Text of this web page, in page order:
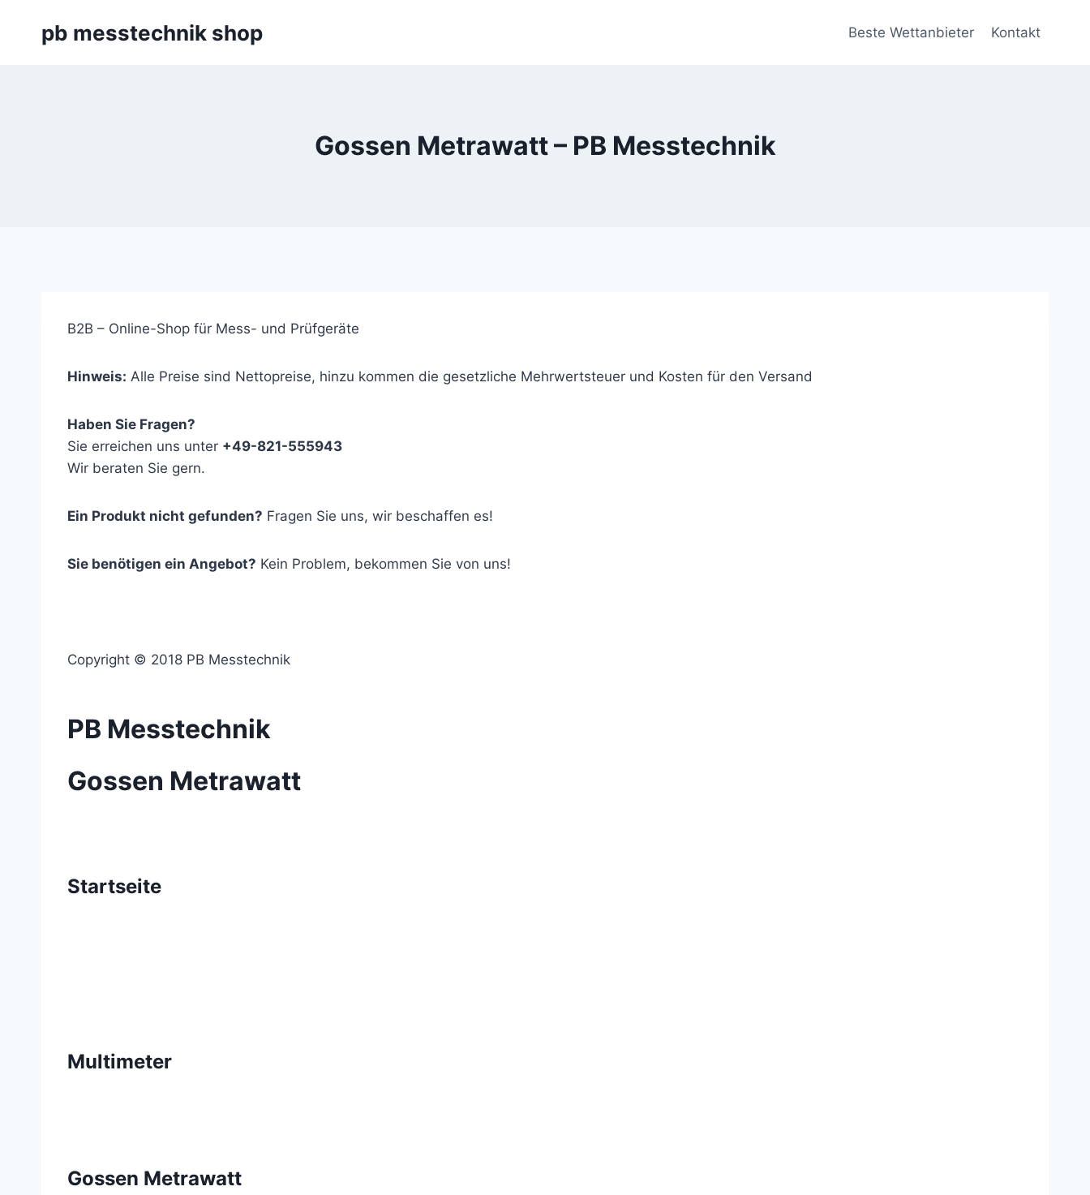
pb messtechnik shop Beste Wettanbieter Kontakt
Gossen Metrawatt – PB Messtechnik
B2B – Online-Shop für Mess- und Prüfgeräte
Hinweis: Alle Preise sind Nettopreise, hinzu kommen die gesetzliche Mehrwertsteuer und Kosten für den Versand
Haben Sie Fragen?
Sie erreichen uns unter +49-821-555943
Wir beraten Sie gern.
Ein Produkt nicht gefunden? Fragen Sie uns, wir beschaffen es!
Sie benötigen ein Angebot? Kein Problem, bekommen Sie von uns!
Copyright © 2018 PB Messtechnik
PB Messtechnik
Gossen Metrawatt
Startseite
Multimeter
Gossen Metrawatt